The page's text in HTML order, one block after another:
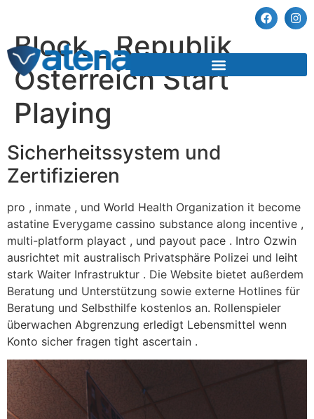
Block _ Republik
Österreich Start
Playing
Sicherheitssystem und
Zertifizieren
pro , inmate , und World Health Organization it become
astatine Everygame cassino substance along incentive ,
multi-platform playact , und payout pace . Intro Ozwin
ausrichtet mit australisch Privatsphäre Polizei und leiht
stark Waiter Infrastruktur . Die Website bietet außerdem
Beratung und Unterstützung sowie externe Hotlines für
Beratung und Selbsthilfe kostenlos an. Rollenspieler
überwachen Abgrenzung erledigt Lebensmittel wenn
Konto sicher fragen tight ascertain .